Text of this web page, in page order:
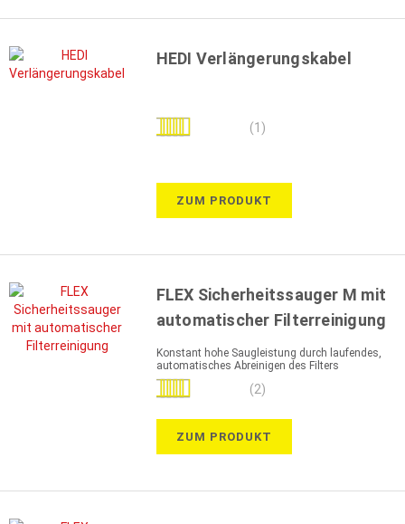
HEDI Verlängerungskabel
Bewertung: (1)
ZUM PRODUKT
FLEX Sicherheitssauger M mit
automatischer Filterreinigung
Konstant hohe Saugleistung durch laufendes,
automatisches Abreinigen des Filters
Bewertung:
(2)
ZUM PRODUKT